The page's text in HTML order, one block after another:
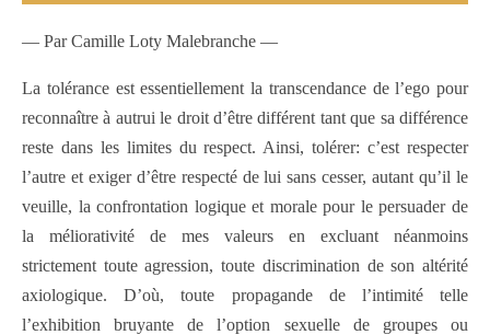
— Par Camille Loty Malebranche —
La tolérance est essentiellement la transcendance de l’ego pour
reconnaître à autrui le droit d’être différent tant que sa différence
reste dans les limites du respect. Ainsi, tolérer: c’est respecter
l’autre et exiger d’être respecté de lui sans cesser, autant qu’il le
veuille, la confrontation logique et morale pour le persuader de
la méliorativité de mes valeurs en excluant néanmoins
strictement toute agression, toute discrimination de son altérité
axiologique. D’où, toute propagande de l’intimité telle
l’exhibition bruyante de l’option sexuelle de groupes ou